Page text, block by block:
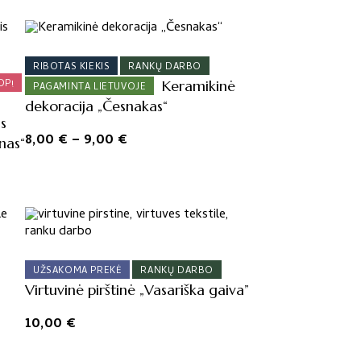
RIBOTAS KIEKIS
RANKŲ DARBO
PAGAMINTA LIETUVOJE
Keramikinė
dekoracija „Česnakas“
8,00 € – 9,00 €
9,00 €
This
has
multiple
variants.
options
chosen
on
the
product
page
UŽSAKOMA PREKĖ RANKŲ DARBO
Virtuvinė pirštinė „Vasariška gaiva”
10,00 €